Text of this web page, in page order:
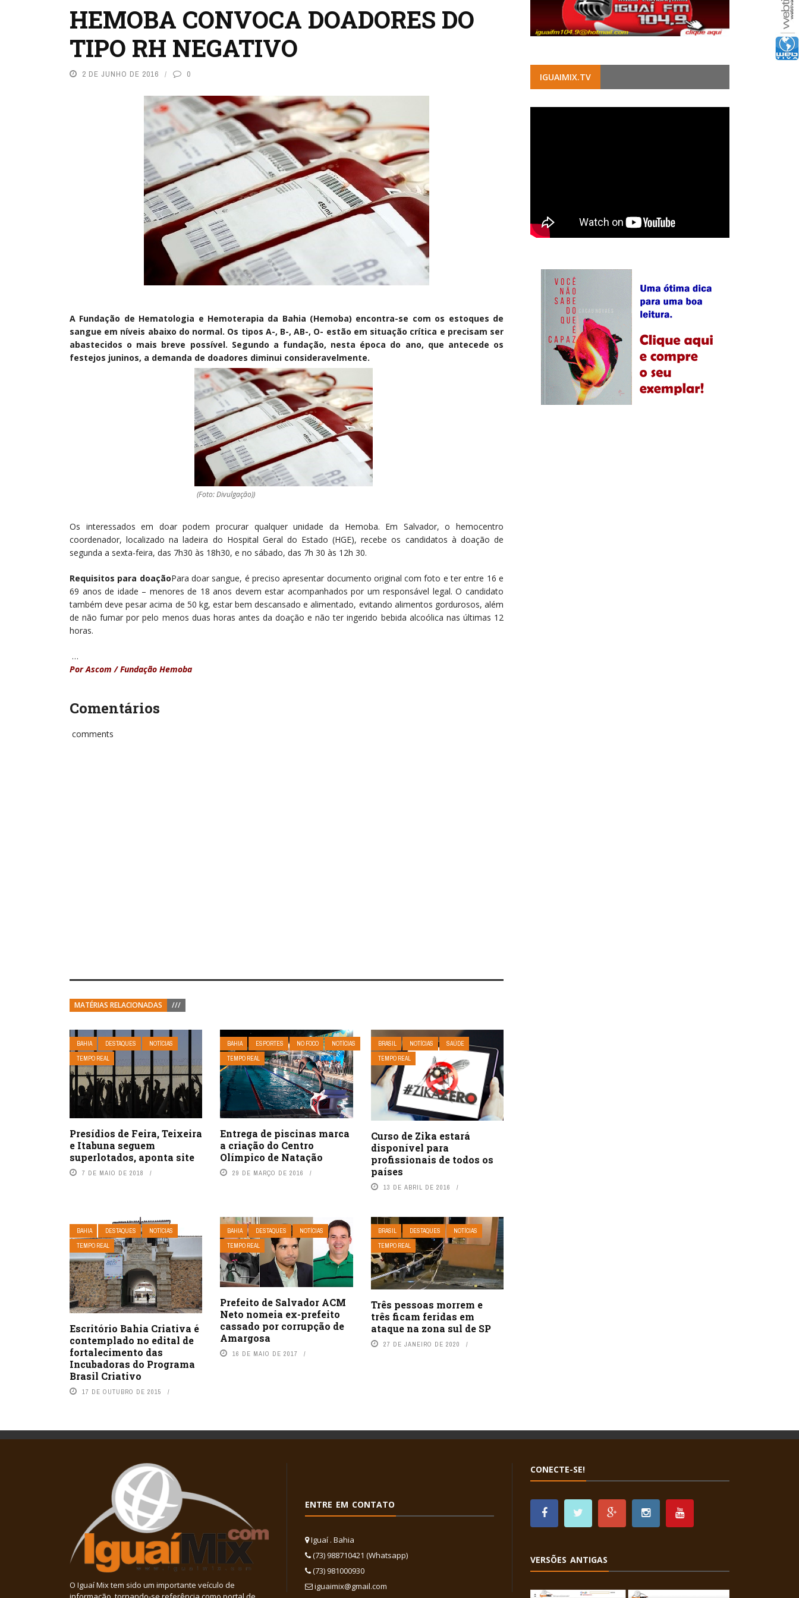
HEMOBA CONVOCA DOADORES DO
TIPO RH NEGATIVO
2 DE JUNHO DE 2016 0
A Fundação de Hematologia e Hemoterapia da Bahia (Hemoba) encontra-se com os estoques de
sangue em níveis abaixo do normal. Os tipos A-, B-, AB-, O- estão em situação crítica e precisam ser
abastecidos o mais breve possível. Segundo a fundação, nesta época do ano, que antecede os
festejos juninos, a demanda de doadores diminui consideravelmente.
(Foto: Divulgação))
Os interessados em doar podem procurar qualquer unidade da Hemoba. Em Salvador, o hemocentro
coordenador, localizado na ladeira do Hospital Geral do Estado (HGE), recebe os candidatos à doação de
segunda a sexta-feira, das 7h30 às 18h30, e no sábado, das 7h 30 às 12h 30.
Requisitos para doaçãoPara doar sangue, é preciso apresentar documento original com foto e ter entre 16 e
69 anos de idade – menores de 18 anos devem estar acompanhados por um responsável legal. O candidato
também deve pesar acima de 50 kg, estar bem descansado e alimentado, evitando alimentos gordurosos, além
de não fumar por pelo menos duas horas antes da doação e não ter ingerido bebida alcoólica nas últimas 12
horas.
…
Por Ascom / Fundação Hemoba
Comentários
comments
MATÉRIAS RELACIONADAS ///
BAHIA DESTAQUES
NOTÍCIAS
TEMPO REAL
Presídios de Feira, Teixeira
e Itabuna seguem
superlotados, aponta site
7 DE MAIO DE 2018
BAHIA ESPORTES NO FOCO
NOTÍCIAS
TEMPO REAL
Entrega de piscinas marca
a criação do Centro
Olímpico de Natação
29 DE MARÇO DE 2016
BRASIL NOTÍCIAS
SAÚDE
TEMPO REAL
Curso de Zika estará
disponível para
profissionais de todos os
países
13 DE ABRIL DE 2016
BAHIA DESTAQUES
NOTÍCIAS
TEMPO REAL
Escritório Bahia Criativa é
contemplado no edital de
fortalecimento das
Incubadoras do Programa
Brasil Criativo
17 DE OUTUBRO DE 2015
BAHIA DESTAQUES
NOTÍCIAS
TEMPO REAL
Prefeito de Salvador ACM
Neto nomeia ex-prefeito
cassado por corrupção de
Amargosa
16 DE MAIO DE 2017
BRASIL DESTAQUES
NOTÍCIAS
TEMPO REAL
Três pessoas morrem e
três ficam feridas em
ataque na zona sul de SP
27 DE JANEIRO DE 2020
IGUAIMIX.TV
O Iguaí Mix tem sido um importante veículo de
ENTRE EM CONTATO
Iguaí . Bahia
(73) 988710421 (Whatsapp)
(73) 981000930
iguaimix@gmail.com
CONECTE-SE!
VERSÕES ANTIGAS